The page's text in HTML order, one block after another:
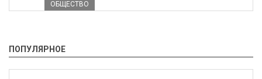
ОБЩЕСТВО
ПОПУЛЯРНОЕ